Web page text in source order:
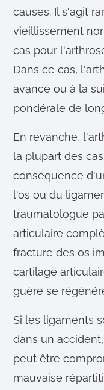
causes. Il s'agit
vieillissement
cas pour
Dans ce cas,
avancé ou à la
pondérale de
En revanche,
la plupart des
conséquence
l'os ou du
traumatologue
articulaire
fracture des os
cartilage
guère se
Si les ligaments
dans un
peut être
mauvaise